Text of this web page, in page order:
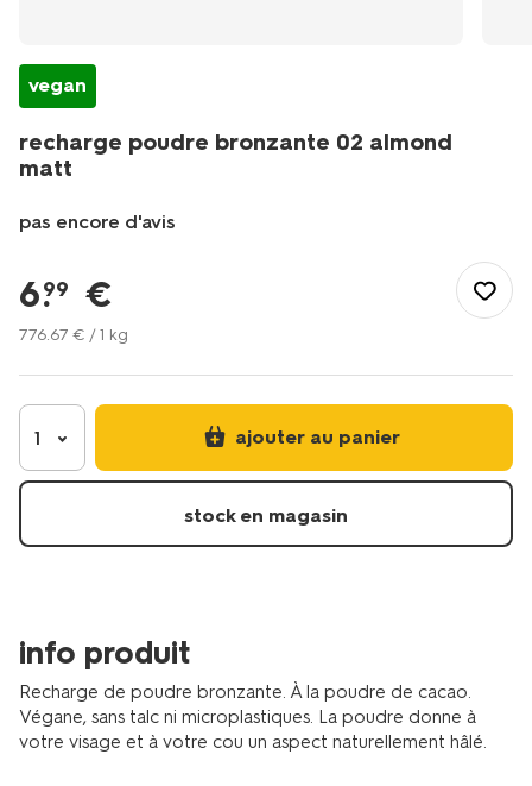
vegan
recharge poudre bronzante 02 almond
matt
pas encore d'avis
fr/soins-
beaute/maquillage/poudres-
maquillage/poudre-
poudre-
bronzante-
02-
matt-
6.
99 €
776.67 € / 1 kg
1 ajouter au panier
stock en magasin
info produit
Recharge de poudre bronzante. À la poudre de cacao.
Végane, sans talc ni microplastiques. La poudre donne à
votre visage et à votre cou un aspect naturellement hâlé.